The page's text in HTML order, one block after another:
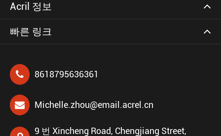
Acril 정보
빠른 링크
8618795636361
Michelle.zhou@email.acrel.cn
9 번 Xincheng Road, Chengjiang Street,